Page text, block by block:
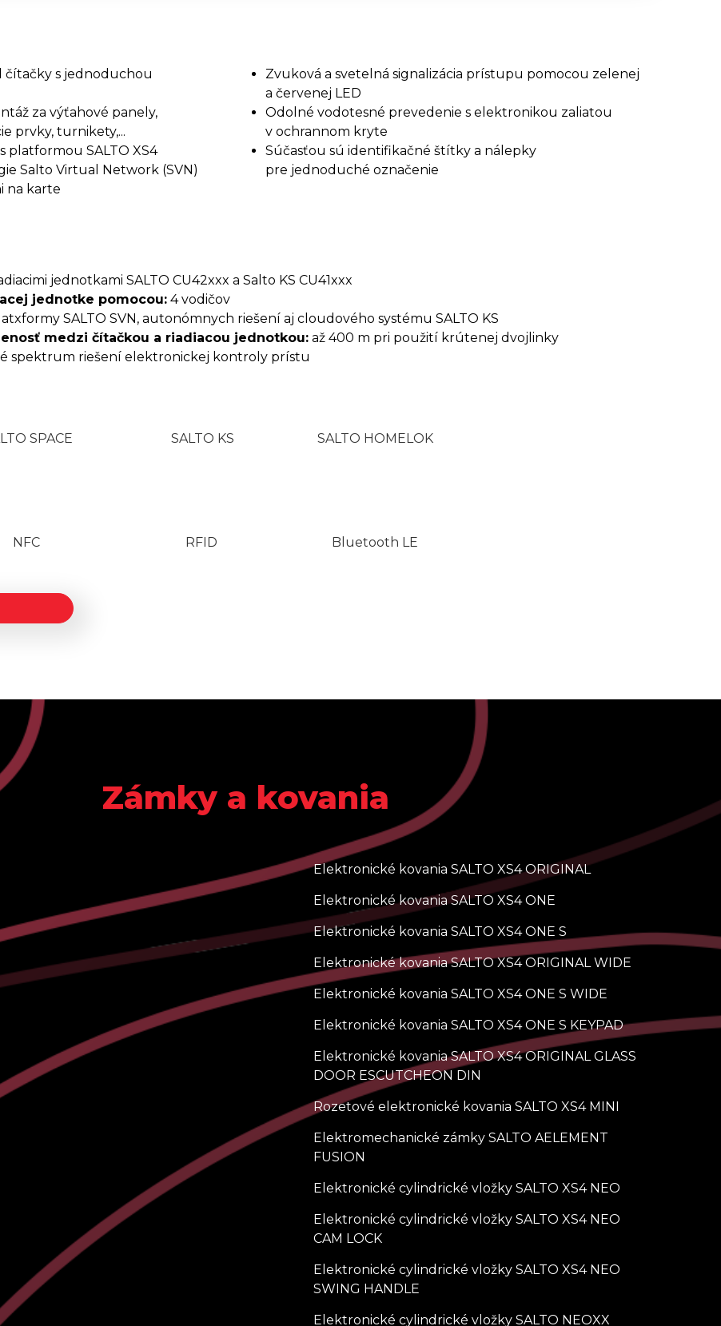
s jednoduchou
za výťahové panely,
prvky, turnikety,...
platformou SALTO XS4
Salto Virtual Network (SVN)
na karte
Zvuková a svetelná signalizácia prístupu pomocou zelenej
a červenej LED
Odolné vodotesné prevedenie s elektronikou zaliatou
v ochrannom kryte
Súčasťou sú identifikačné štítky a nálepky
pre jednoduché označenie
jednotkami SALTO CU42xxx a Salto KS CU41xxx
jednotke pomocou:4 vodičov
SALTO SVN, autonómnych riešení aj cloudového systému SALTO KS
medzi čítačkou a riadiacou jednotkou:až 400 m pri použití krútenej dvojlinky
spektrum riešení elektronickej kontroly prístu
SPACE SALTO KS SALTO HOMELOK
NFC RFID Bluetooth LE
Zámky a kovania
Elektronické kovania SALTO XS4 ORIGINAL
Elektronické kovania SALTO XS4 ONE
Elektronické kovania SALTO XS4 ONE S
Elektronické kovania SALTO XS4 ORIGINAL WIDE
Elektronické kovania SALTO XS4 ONE S WIDE
Elektronické kovania SALTO XS4 ONE S KEYPAD
Elektronické kovania SALTO XS4 ORIGINAL GLASS
DOOR ESCUTCHEON DIN
Rozetové elektronické kovania SALTO XS4 MINI
Elektromechanické zámky SALTO AELEMENT
FUSION
Elektronické cylindrické vložky SALTO XS4 NEO
Elektronické cylindrické vložky SALTO XS4 NEO
CAM LOCK
Elektronické cylindrické vložky SALTO XS4 NEO
SWING HANDLE
Elektronické cylindrické vložky SALTO NEOXX